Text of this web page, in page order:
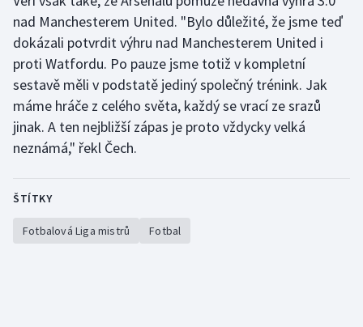
nad Manchesterem United. "Bylo důležité, že jsme teď
dokázali potvrdit výhru nad Manchesterem United i
proti Watfordu. Po pauze jsme totiž v kompletní
sestavě měli v podstatě jediný společný trénink. Jak
máme hráče z celého světa, každý se vrací ze srazů
jinak. A ten nejbližší zápas je proto vždycky velká
neznámá," řekl Čech.
ŠTÍTKY
Fotbalová Liga mistrů Fotbal